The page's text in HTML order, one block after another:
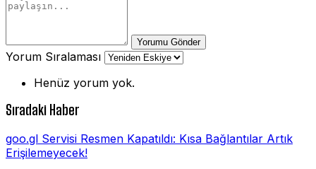
Yorumu Gönder
Yorum Sıralaması
Henüz yorum yok.
Sıradaki Haber
goo.gl Servisi Resmen Kapatıldı: Kısa Bağlantılar Artık
Erişilemeyecek!